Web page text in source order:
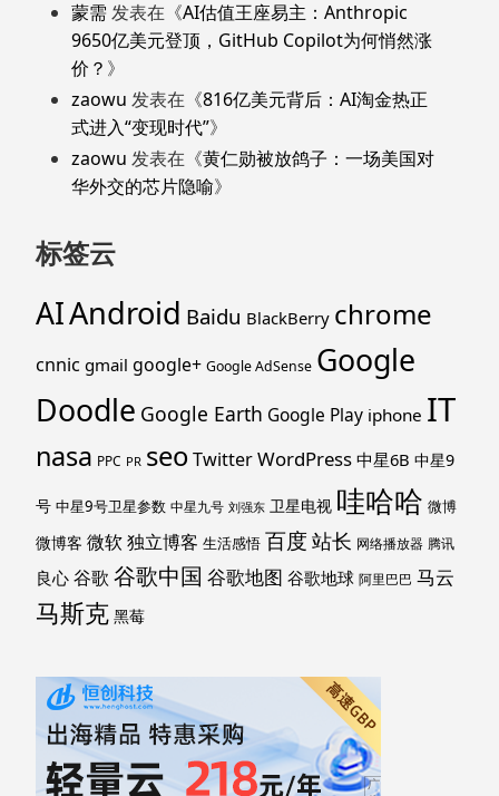
蒙需 发表在《AI估值王座易主：Anthropic
9650亿美元登顶，GitHub Copilot为何悄然涨
价？ 》
zaowu 发表在《816亿美元背后：AI淘金热正
式进入“变现时代”》
zaowu 发表在《黄仁勋被放鸽子：一场美国对
华外交的芯片隐喻》
标签云
AIAndroid Baidu BlackBerry chrome
cnnic gmail google+ Google AdSense Google
Doodle Google Earth Google Play iphone IT
nasa PPC PR seoTwitterWordPress 中星6B 中星9
号 中星9号卫星参数 中星九号 刘强东 卫星电视 哇哈哈 微博
微博客 微软独立博客 生活感悟 百度 站长 网络播放器 腾讯
良心 谷歌 谷歌中国 谷歌地图 谷歌地球 阿里巴巴 马云
马斯克 黑莓